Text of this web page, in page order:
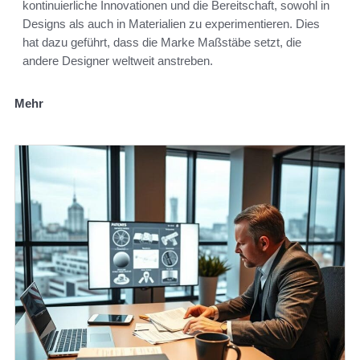
kontinuierliche Innovationen und die Bereitschaft, sowohl in
Designs als auch in Materialien zu experimentieren. Dies
hat dazu geführt, dass die Marke Maßstäbe setzt, die
andere Designer weltweit anstreben.
Mehr